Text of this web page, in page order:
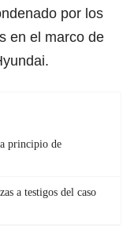
por los
en el marco de
principio de
a testigos del caso